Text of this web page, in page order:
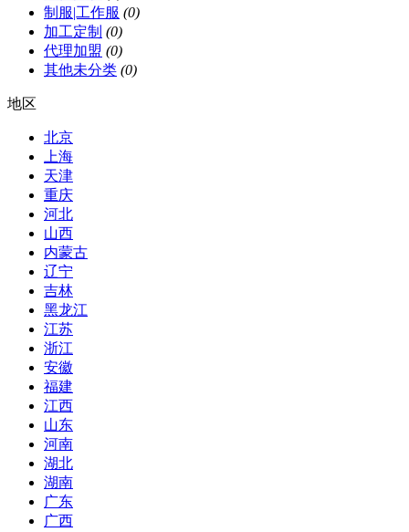
制服|工作服 (0)
加工定制 (0)
代理加盟 (0)
其他未分类 (0)
地区
北京
上海
天津
重庆
河北
山西
内蒙古
辽宁
吉林
黑龙江
江苏
浙江
安徽
福建
江西
山东
河南
湖北
湖南
广东
广西